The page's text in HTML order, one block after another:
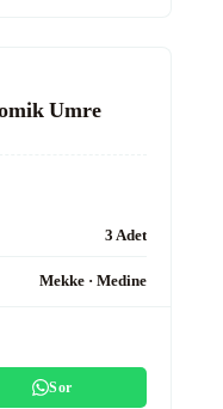
Umre
3 Adet
Mekke · Medine
Sor